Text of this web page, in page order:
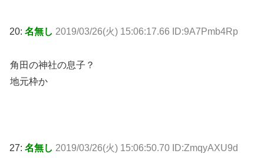
20: 名無し 2019/03/26(火) 15:06:17.66 ID:9A7Pmb4Rp
角田の神社の息子？
地元枠か
27: 名無し 2019/03/26(火) 15:06:50.70 ID:ZmqyAXU9d